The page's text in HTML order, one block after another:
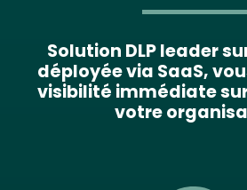
Solution DLP leader
déployée via SaaS,
visibilité immédiate
votre